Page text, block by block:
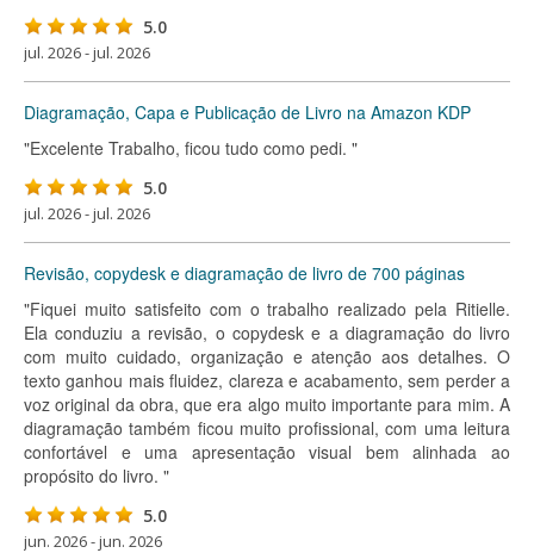
5.0
jul. 2026 - jul. 2026
Diagramação, Capa e Publicação de Livro na Amazon KDP
"Excelente Trabalho, ficou tudo como pedi. "
5.0
jul. 2026 - jul. 2026
Revisão, copydesk e diagramação de livro de 700 páginas
"Fiquei muito satisfeito com o trabalho realizado pela Ritielle.
Ela conduziu a revisão, o copydesk e a diagramação do livro
com muito cuidado, organização e atenção aos detalhes. O
texto ganhou mais fluidez, clareza e acabamento, sem perder a
voz original da obra, que era algo muito importante para mim. A
diagramação também ficou muito profissional, com uma leitura
confortável e uma apresentação visual bem alinhada ao
propósito do livro. "
5.0
jun. 2026 - jun. 2026